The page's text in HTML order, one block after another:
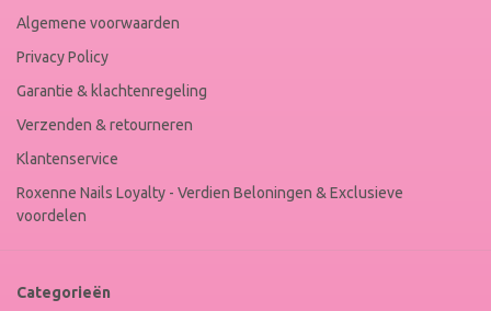
Algemene voorwaarden
Privacy Policy
Garantie & klachtenregeling
Verzenden & retourneren
Klantenservice
Roxenne Nails Loyalty - Verdien Beloningen & Exclusieve
voordelen
Categorieën